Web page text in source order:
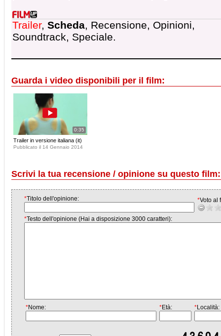
Trailer, Scheda, Recensione, Opinioni,
Soundtrack, Speciale.
Guarda i video disponibili per il film:
0:35
Trailer in versione italiana (it)
Pubblicato il 14 Gennaio 2014
Scrivi la tua recensione / opinione su questo
*Titolo dell'opinione: *Voto al
*Testo dell'opinione (Hai a disposizione 3000 caratteri):
*Nome: *Età: *Località: